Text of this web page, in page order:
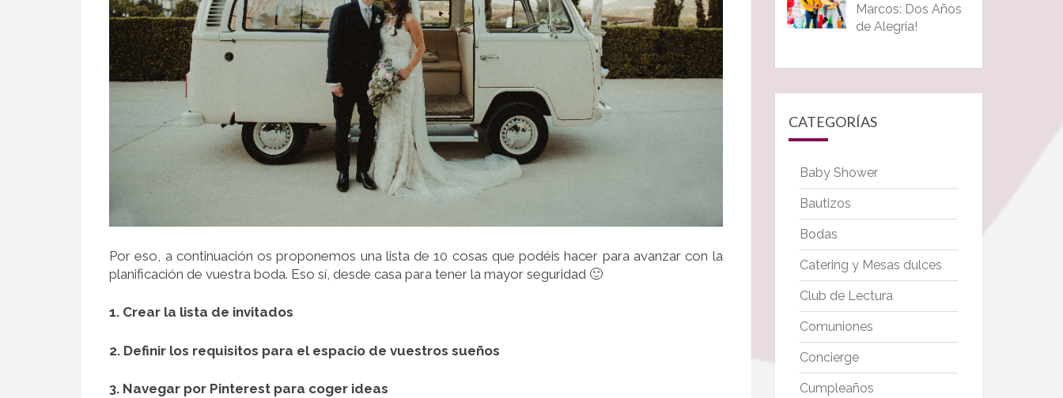
Por eso, a continuación os proponemos una lista de 10 cosas que podéis hacer para avanzar con la
planificación de vuestra boda. Eso sí, desde casa para tener la mayor seguridad 🙂
1. Crear la lista de invitados
2. Definir los requisitos para el espacio de vuestros sueños
3. Navegar por Pinterest para coger ideas
Marcos: Dos Años
de Alegría!
CATEGORÍAS
Baby Shower
Bautizos
Bodas
Catering y Mesas dulces
Club de Lectura
Comuniones
Concierge
Cumpleaños